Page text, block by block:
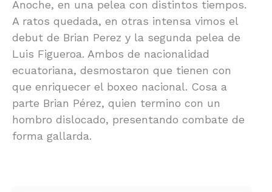
Anoche, en una pelea con distintos tiempos.
A ratos quedada, en otras intensa vimos el
debut de Brian Perez y la segunda pelea de
Luis Figueroa. Ambos de nacionalidad
ecuatoriana, desmostaron que tienen con
que enriquecer el boxeo nacional. Cosa a
parte Brian Pérez, quien termino con un
hombro dislocado, presentando combate de
forma gallarda.